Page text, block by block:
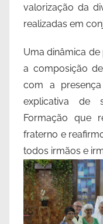
valorização da
realizadas em
Uma dinâmica
a composição
com a
explicativa de
Formação que
fraterno e
todos irmãos e